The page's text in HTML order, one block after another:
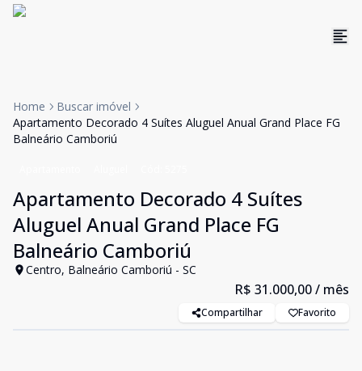
Home
Buscar imóvel
Apartamento Decorado 4 Suítes Aluguel Anual Grand Place FG
Balneário Camboriú
Apartamento Decorado 4 Suítes
Aluguel Anual Grand Place FG
Balneário Camboriú
Centro, Balneário Camboriú - SC
R$ 31.000,00/ mês
Compartilhar Favorito